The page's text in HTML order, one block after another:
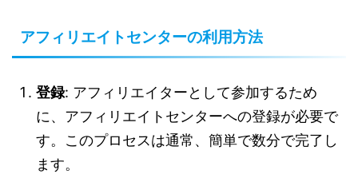
アフィリエイトセンターの利用方法
登録: アフィリエイターとして参加するため
に、アフィリエイトセンターへの登録が必要で
す。このプロセスは通常、簡単で数分で完了し
ます。